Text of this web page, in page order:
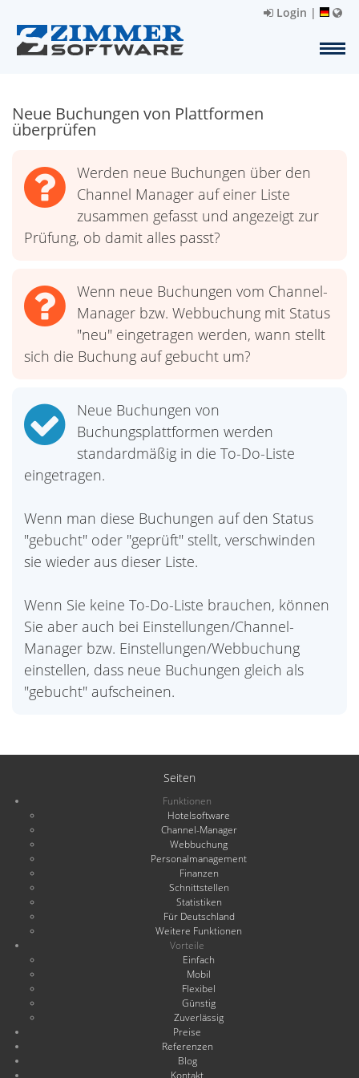
Login |
Neue Buchungen von Plattformen
überprüfen
Werden neue Buchungen über den
Channel Manager auf einer Liste
zusammen gefasst und angezeigt zur
Prüfung, ob damit alles passt?
Wenn neue Buchungen vom Channel-
Manager bzw. Webbuchung mit Status
"neu" eingetragen werden, wann stellt
sich die Buchung auf gebucht um?
Neue Buchungen von
Buchungsplattformen werden
standardmäßig in die To-Do-Liste
eingetragen.
Wenn man diese Buchungen auf den Status
"gebucht" oder "geprüft" stellt, verschwinden
sie wieder aus dieser Liste.
Wenn Sie keine To-Do-Liste brauchen, können
Sie aber auch bei Einstellungen/Channel-
Manager bzw. Einstellungen/Webbuchung
einstellen, dass neue Buchungen gleich als
"gebucht" aufscheinen.
Seiten
Funktionen
Hotelsoftware
Channel-Manager
Webbuchung
Personalmanagement
Finanzen
Schnittstellen
Statistiken
Für Deutschland
Weitere Funktionen
Vorteile
Einfach
Mobil
Flexibel
Günstig
Zuverlässig
Preise
Referenzen
Blog
Kontakt